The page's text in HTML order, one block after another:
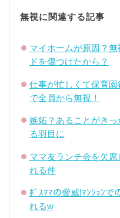
無視に関連する記事
マイホームが原因？
ドを傷つけたから？
仕事が忙しくて保育
で全員から無視！
嫉妬？あることがき
る羽目に
ママ友ランチ会を欠
れる件
ﾎﾞｽﾏﾏの脅威!ﾏﾝｼｮﾝで
れるw